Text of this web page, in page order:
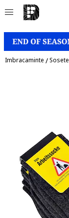
Imbracaminte /Sosete